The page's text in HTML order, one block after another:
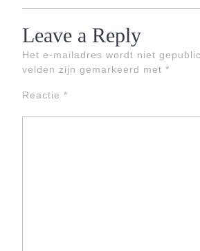
Leave a Reply
Het e-mailadres wordt niet
velden zijn gemarkeerd met *
Reactie *